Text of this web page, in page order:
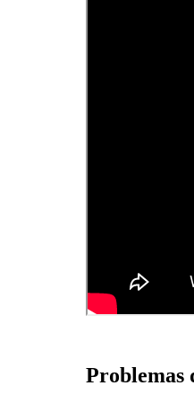
Problemas